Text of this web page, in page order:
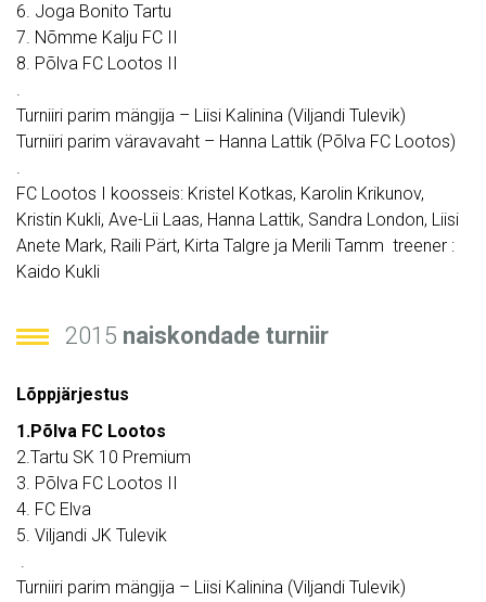
6. Joga Bonito Tartu
7. Nõmme Kalju FC II
8. Põlva FC Lootos II
.
Turniiri parim mängija – Liisi Kalinina (Viljandi Tulevik)
Turniiri parim väravavaht – Hanna Lattik (Põlva FC Lootos)
.
FC Lootos I koosseis: Kristel Kotkas, Karolin Krikunov,
Kristin Kukli, Ave-Lii Laas, Hanna Lattik, Sandra London, Liisi
Anete Mark, Raili Pärt, Kirta Talgre ja Merili Tamm treener :
Kaido Kukli
2015 naiskondade turniir
Lõppjärjestus
1.Põlva FC Lootos
2.Tartu SK 10 Premium
3. Põlva FC Lootos II
4. FC Elva
5. Viljandi JK Tulevik
.
Turniiri parim mängija – Liisi Kalinina (Viljandi Tulevik)